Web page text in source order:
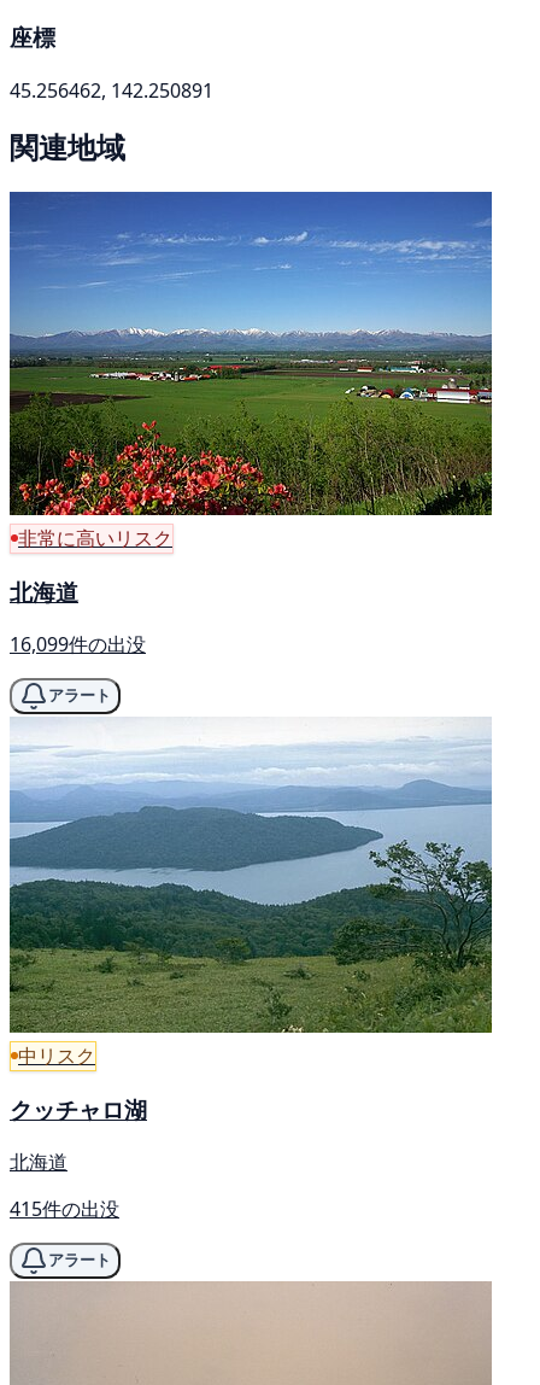
座標
45.256462, 142.250891
関連地域
非常に高いリスク
北海道
16,099件の出没
アラート
中リスク
クッチャロ湖
北海道
415件の出没
アラート